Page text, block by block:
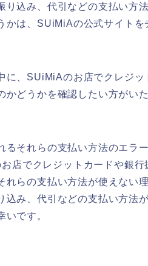
り込み、代引などの支払い方
かは、SUiMiAの公式サイトを
に、SUiMiAのお店でクレジッ
かどうかを確認したい方がい
るそれらの支払い方法のエラ
店でクレジットカードや銀行
れらの支払い方法が使えない
込み、代引などの支払い方法
いです。